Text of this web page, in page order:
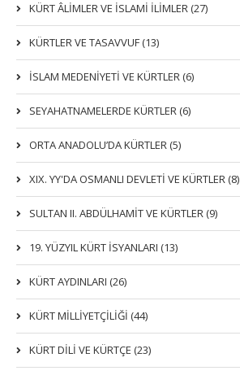
KÜRT ÂLİMLER VE İSLAMİ İLİMLER (27)
KÜRTLER VE TASAVVUF (13)
İSLAM MEDENİYETİ VE KÜRTLER (6)
SEYAHATNAMELERDE KÜRTLER (6)
ORTA ANADOLU’DA KÜRTLER (5)
XIX. YY'DA OSMANLI DEVLETI VE KÜRTLER (8)
SULTAN II. ABDÜLHAMİT VE KÜRTLER (9)
19. YÜZYIL KÜRT İSYANLARI (13)
KÜRT AYDINLARI (26)
KÜRT MİLLİYETÇİLİĞİ (44)
KÜRT DİLİ VE KÜRTÇE (23)